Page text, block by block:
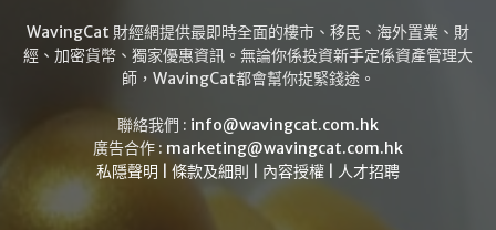
WavingCat 財經網提供最即時全面的樓市、移民、海外置業、財
經、加密貨幣、獨家優惠資訊。無論你係投資新手定係資產管理大
師，WavingCat都會幫你捉緊錢途。
聯絡我們 : info@wavingcat.com.hk
廣告合作 : marketing@wavingcat.com.hk
私隱聲明
條款及細則 內容授權 人才招聘